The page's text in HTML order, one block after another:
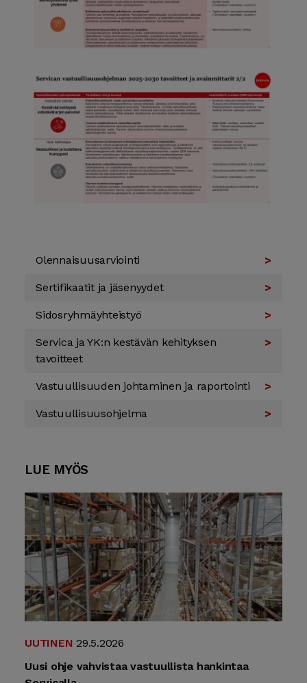
Olennaisuus­arviointi
Sertifikaatit ja jäsenyydet
Sidos­ryhmä­yhteis­työ
Servica ja YK:n kestävän kehityksen
tavoitteet
Vastuullisuuden johtaminen ja raportointi
Vastuul­lisuus­ohjelma
LUE MYÖS
UUTINEN 29.5.2026
Uusi ohje vahvistaa vastuullista hankintaa